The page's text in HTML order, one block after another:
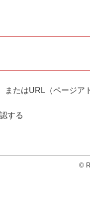
たはURL（ページア
する
©